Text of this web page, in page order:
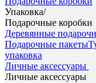
Упаковка/
Подарочные коробки
Деревянные
Подарочные пакеты
упаковка
Личные аксессуары
Личные аксессуары